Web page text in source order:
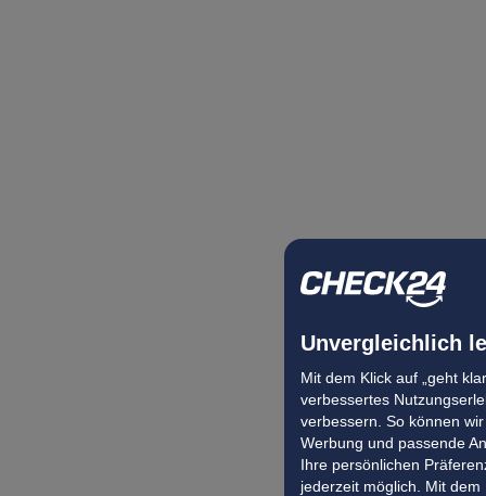
Unvergleichlich
Mit dem Klick auf „geht
verbessertes
verbessern. So können
Werbung und passende
Ihre persönlichen
jederzeit möglich. Mit dem